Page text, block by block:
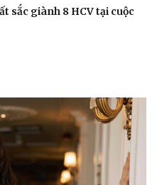
sắc giành 8 HCV tại cuộc